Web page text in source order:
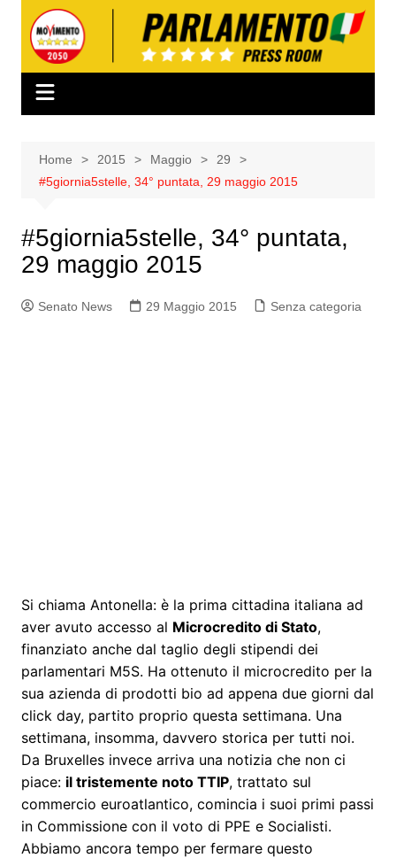
contenuto
Home 2015 Maggio
29
#5giornia5stelle, 34° puntata, 29 maggio 2015
#5giornia5stelle, 34° puntata,
29 maggio 2015
Senato News 29 Maggio 2015 Senza categoria
Si chiama Antonella: è la prima cittadina italiana ad
aver avuto accesso al Microcredito di Stato,
finanziato anche dal taglio degli stipendi dei
parlamentari M5S. Ha ottenuto il microcredito per la
sua azienda di prodotti bio ad appena due giorni dal
click day, partito proprio questa settimana. Una
settimana, insomma, davvero storica per tutti noi.
Da Bruxelles invece arriva una notizia che non ci
piace: il tristemente noto TTIP, trattato sul
commercio euroatlantico, comincia i suoi primi passi
in Commissione con il voto di PPE e Socialisti.
Abbiamo ancora tempo per fermare questo